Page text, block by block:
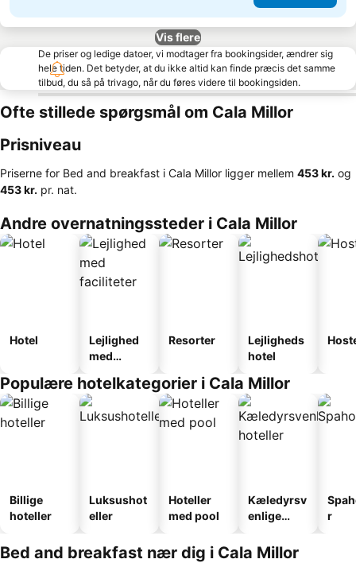
Vis flere
De priser og ledige datoer, vi modtager fra bookingsider, ændrer sig
hele tiden. Det betyder, at du ikke altid kan finde præcis det samme
tilbud, du så på trivago, når du føres videre til bookingsiden.
Ofte stillede spørgsmål om Cala Millor
Prisniveau
Priserne for Bed and breakfast i Cala Millor ligger mellem ‎453 kr. og
‎453 kr. pr. nat.
Andre overnatningssteder i Cala Millor
Hotel
Lejlighed
med
Resorter
Lejligheds
hotel
Populære hotelkategorier i Cala Millor
Billige
hoteller
Luksushot
eller
Hoteller
med pool
Kæledyrsv
enlige
r
Bed and breakfast nær dig i Cala Millor